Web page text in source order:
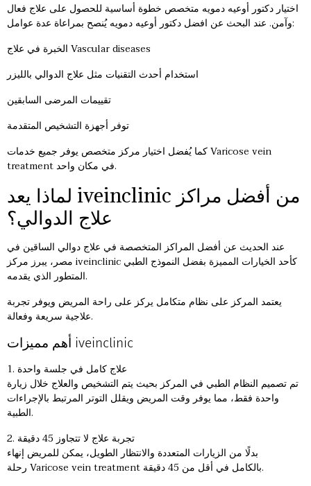
اختيار دكتور أوعيه دمويه متخصص خطوة أساسية للحصول على علاج فعال
وآمن. عند البحث عن افضل دكتور أوعيه دمويه يُنصح بمراعاة عدة عوامل:
الخبرة في علاج Vascular diseases
استخدام أحدث التقنيات مثل علاج الدوالي بالليزر
تقييمات المرضى السابقين
توفر أجهزة التشخيص المتقدمة
كما يُفضل اختيار مركز متخصص يوفر جميع خدمات Varicose vein
treatment في مكان واحد.
لماذا يعد iveinclinic من أفضل مراكز
علاج الدوالي؟
عند الحديث عن أفضل المراكز المتخصصة في علاج دوالي الساقين في
مصر، يبرز مركز iveinclinic كأحد الخيارات المميزة بفضل النموذج الطبي
المتطور الذي يقدمه.
يعتمد المركز على نظام متكامل يركز على راحة المريض ويوفر تجربة
علاجية سريعة وفعالة.
أهم مميزات iveinclinic
1. علاج كامل في جلسة واحدة
تم تصميم النظام الطبي في المركز بحيث يتم التشخيص والعلاج خلال زيارة
واحدة فقط، مما يوفر وقت المريض ويقلل التوتر المرتبط بالإجراءات
الطبية.
2. تجربة علاج لا تتجاوز 45 دقيقة
بدلًا من الزيارات المتعددة والانتظار الطويل، يمكن للمريض إنهاء
رحلة Varicose vein treatment بالكامل في أقل من 45 دقيقة.